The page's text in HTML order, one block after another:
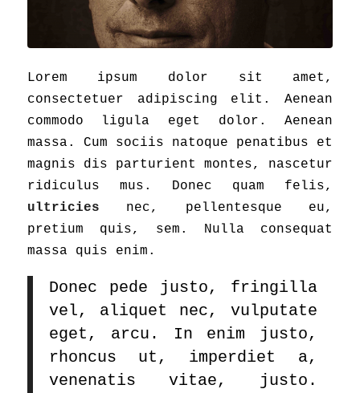
Lorem ipsum dolor sit amet,
consectetuer adipiscing elit. Aenean
commodo ligula eget dolor. Aenean
massa. Cum sociis natoque penatibus et
magnis dis parturient montes, nascetur
ridiculus mus. Donec quam felis,
ultricies nec, pellentesque eu,
pretium quis, sem. Nulla consequat
massa quis enim.
Donec pede justo, fringilla
vel, aliquet nec, vulputate
eget, arcu. In enim justo,
rhoncus ut, imperdiet a,
venenatis vitae, justo.